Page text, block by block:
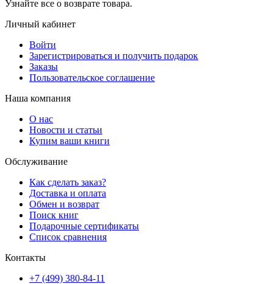
Узнайте все о возврате товара.
Личный кабинет
Войти
Зарегистрироваться и получить подарок
Заказы
Пользовательское соглашение
Наша компания
О нас
Новости и статьи
Купим ваши книги
Обслуживание
Как сделать заказ?
Доставка и оплата
Обмен и возврат
Поиск книг
Подарочные сертификаты
Список сравнения
Контакты
+7 (499) 380-84-11